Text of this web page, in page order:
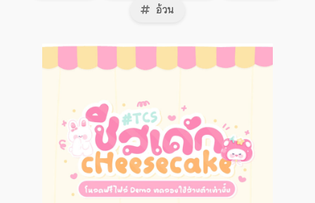
อ้วน